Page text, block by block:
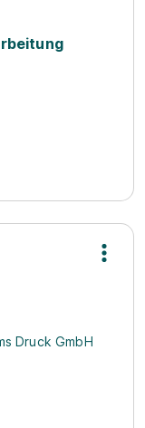
Druck GmbH